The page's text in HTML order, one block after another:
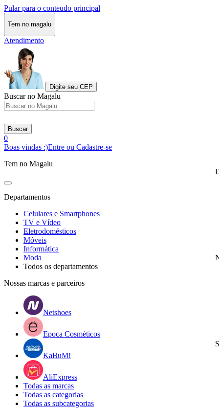
Pular para o conteudo principal
Tem no magalu
Atendimento
Digite seu CEP
Buscar no Magalu
Buscar
0
Boas vindas :)Entre ou Cadastre-se
Tem no Magalu
Departamentos
Celulares e Smartphones
TV e Vídeo
Eletrodomésticos
Móveis
Informática
Moda
Todos os departamentos
Nossas marcas e parceiros
Netshoes
Epoca Cosméticos
KaBuM!
AliExpress
Todas as marcas
Todas as categorias
Todas as subcategorias